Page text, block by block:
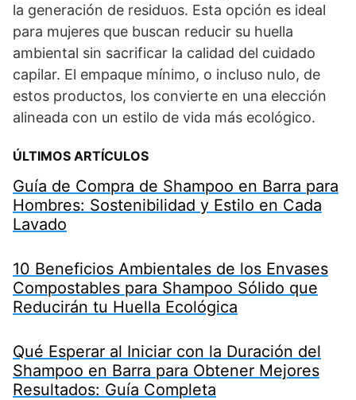
la generación de residuos. Esta opción es ideal
para mujeres que buscan reducir su huella
ambiental sin sacrificar la calidad del cuidado
capilar. El empaque mínimo, o incluso nulo, de
estos productos, los convierte en una elección
alineada con un estilo de vida más ecológico.
ÚLTIMOS ARTÍCULOS
Guía de Compra de Shampoo en Barra para
Hombres: Sostenibilidad y Estilo en Cada
Lavado
10 Beneficios Ambientales de los Envases
Compostables para Shampoo Sólido que
Reducirán tu Huella Ecológica
Qué Esperar al Iniciar con la Duración del
Shampoo en Barra para Obtener Mejores
Resultados: Guía Completa